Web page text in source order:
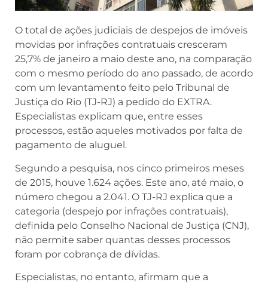
O total de ações judiciais de despejos de imóveis
movidas por infrações contratuais cresceram
25,7% de janeiro a maio deste ano, na comparação
com o mesmo período do ano passado, de acordo
com um levantamento feito pelo Tribunal de
Justiça do Rio (TJ-RJ) a pedido do EXTRA.
Especialistas explicam que, entre esses
processos, estão aqueles motivados por falta de
pagamento de aluguel.
Segundo a pesquisa, nos cinco primeiros meses
de 2015, houve 1.624 ações. Este ano, até maio, o
número chegou a 2.041. O TJ-RJ explica que a
categoria (despejo por infrações contratuais),
definida pelo Conselho Nacional de Justiça (CNJ),
não permite saber quantas desses processos
foram por cobrança de dívidas.
Especialistas, no entanto, afirmam que a